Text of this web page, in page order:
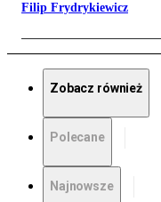
Filip Frydrykiewicz
Zobacz również
Polecane
Najnowsze